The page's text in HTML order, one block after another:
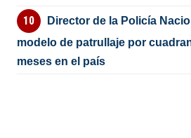
Director de la Policía
modelo de patrullaje por
meses en el país